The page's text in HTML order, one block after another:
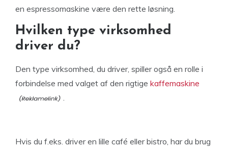
en espressomaskine være den rette løsning.
Hvilken type virksomhed
driver du?
Den type virksomhed, du driver, spiller også en rolle i
forbindelse med valget af den rigtige kaffemaskine
.
Hvis du f.eks. driver en lille café eller bistro, har du brug